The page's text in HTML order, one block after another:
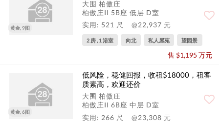
黄金, 9图
大围 柏傲庄
柏傲庄II 5B座 低层 D室
实用: 521 尺
@22,937 元
2 房 , 1 浴室 向北 私人屋苑 望园景
售 $1,195 万元
黄金, 6图
低风险，稳健回报，收租$18000，租客
质素高，欢迎还价
大围 柏傲庄
柏傲庄II 6B座 中层 D室
实用: 266 尺
@23,308 元